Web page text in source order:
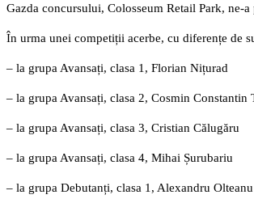
Gazda concursului, Colosseum Retail Park, ne-
În urma unei competiții acerbe, cu diferențe de
– la grupa Avansați, clasa 1, Florian Nițurad
– la grupa Avansați, clasa 2, Cosmin Constantin
– la grupa Avansați, clasa 3, Cristian Călugăru
– la grupa Avansați, clasa 4, Mihai Șurubariu
– la grupa Debutanți, clasa 1, Alexandru Olteanu